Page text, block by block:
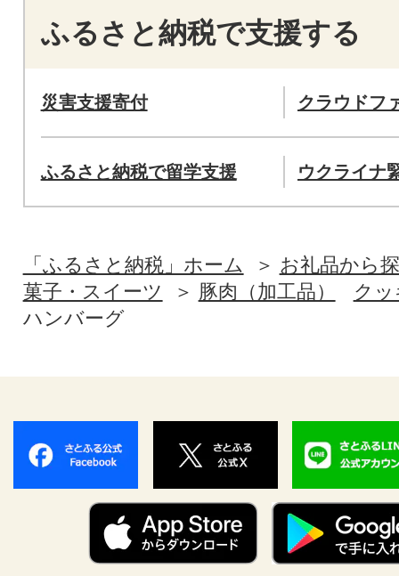
ふるさと納税で支援する
災害支援寄付 クラウドフ
ふるさと納税で留学支援 ウクライナ
「ふるさと納税」ホーム
お礼品から
菓子・スイーツ
豚肉（加工品）
ク
ハンバーグ